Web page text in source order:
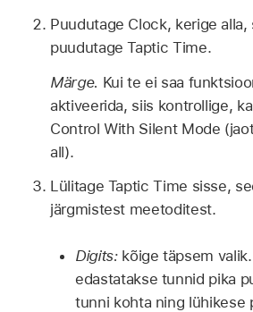
Puudutage Clock, kerige alla,
puudutage Taptic Time.
Märge. Kui te ei saa
aktiveerida, siis kontrollige,
Control With Silent Mode
all).
Lülitage Taptic Time sisse,
järgmistest meetoditest.
Digits: kõige täpsem
edastatakse tunnid pika
tunni kohta ning lühikese